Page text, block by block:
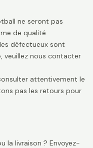
ne seront pas
de qualité.
défectueux sont
veuillez nous contacter
attentivement le
pas les retours pour
la livraison ? Envoyez-